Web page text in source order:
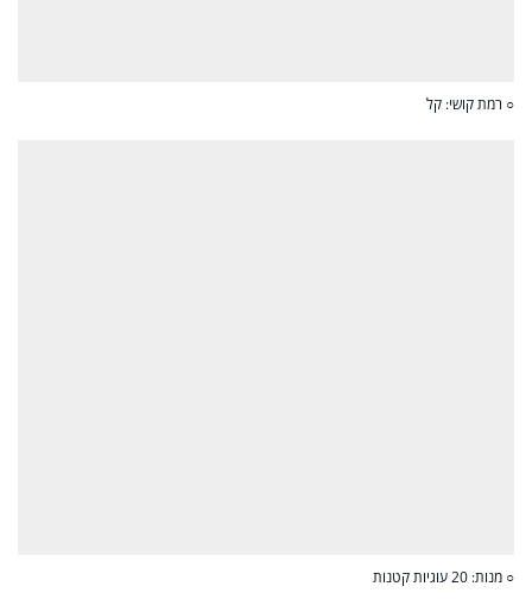
○ רמת קושי: קל
○ מנות: 20 עוגיות קטנות